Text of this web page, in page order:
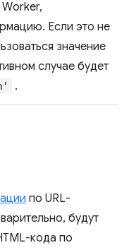
Если это не
значение
случае будет
.
по URL-
будут
кода по